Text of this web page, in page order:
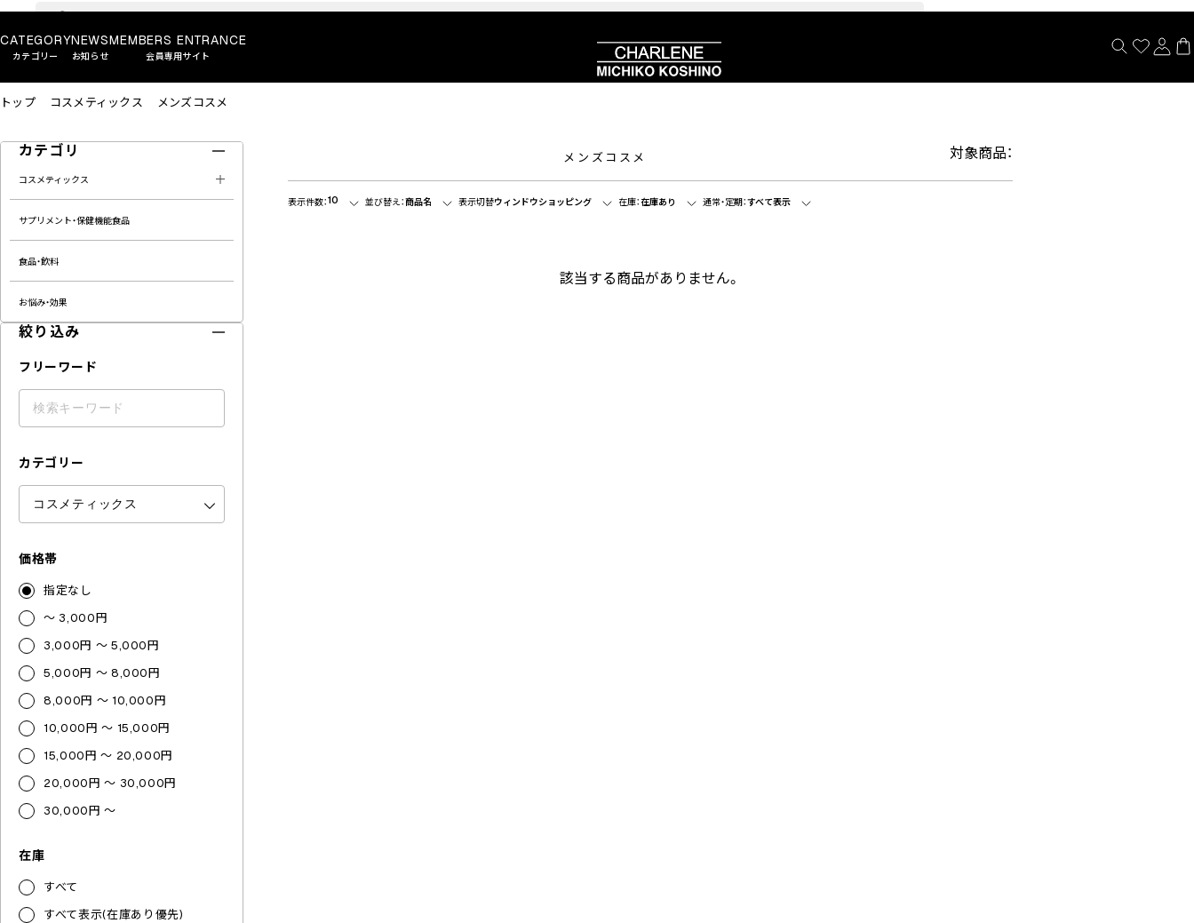
CATEGORY
カテゴリー
NEWS
お知らせ
MEMBERS ENTRANCE
会員専用サイト
トップ コスメティックス メンズコスメ
カテゴリ
コスメティックス
サプリメント・保健機能食品
食品・飲料
お悩み・効果
絞り込み
フリーワード
カテゴリー
価格帯
指定なし
～ 3,000円
3,000円 ～ 5,000円
5,000円 ～ 8,000円
8,000円 ～ 10,000円
10,000円 ～ 15,000円
15,000円 ～ 20,000円
20,000円 ～ 30,000円
30,000円 ～
在庫
すべて
すべて表示(在庫あり優先)
メンズコスメ 対象商品：
表示件数：10 並び替え：商品名 表示切替ウィンドウショッピング 在庫：在庫あり 通常・定期：すべて表示
該当する商品がありません。